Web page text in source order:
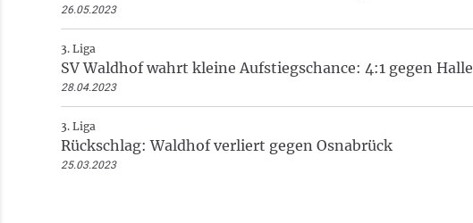
26.05.2023
3. Liga
SV Waldhof wahrt kleine Aufstiegschance: 4:1 gegen Halle
28.04.2023
3. Liga
Rückschlag: Waldhof verliert gegen Osnabrück
25.03.2023